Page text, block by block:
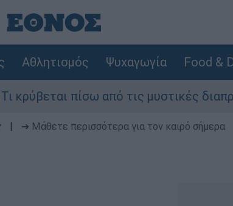
Αθλητισμός Ψυχαγωγία Food &
πίσω από τις μυστικές
➔ Μάθετε περισσότερα για τον καιρό σήμερα